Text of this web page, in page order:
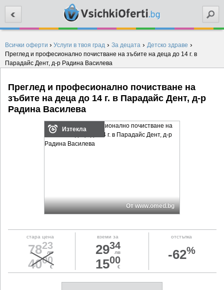
Всички оферти › Услуги в твоя град › За децата › Детско здраве ›
Преглед и професионално почистване на зъбите на деца до 14 г. в
Парадайс Дент, д-р Радина Василева
Преглед и професионално почистване на
зъбите на деца до 14 г. в Парадайс Дент, д-р
Радина Василева
Изтекла
От www.omed.bg
стара цена
7823
лв
4000
€
вземи за
2934
лв
1500
€
отстъпка
-62%